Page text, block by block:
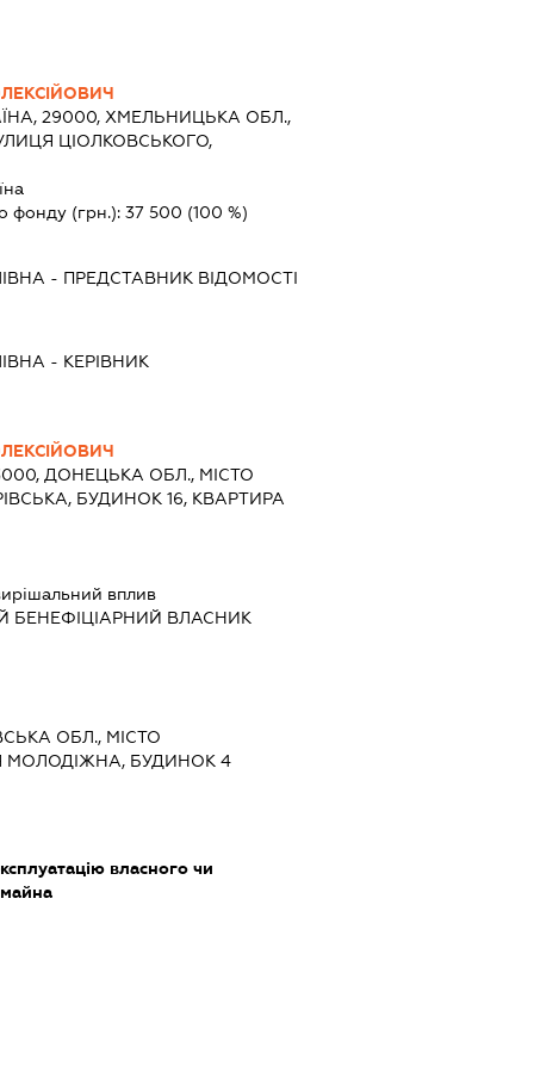
29000, ХМЕЛЬНИЦЬКА ОБЛ.,
ЦІОЛКОВСЬКОГО,
фонду (грн.): 37 500 (100 %)
- ПРЕДСТАВНИК ВІДОМОСТІ
- КЕРІВНИК
ДОНЕЦЬКА ОБЛ., МІСТО
БУДИНОК 16, КВАРТИРА
вплив
БЕНЕФІЦІАРНИЙ ВЛАСНИК
ОБЛ., МІСТО
МОЛОДІЖНА, БУДИНОК 4
власного чи